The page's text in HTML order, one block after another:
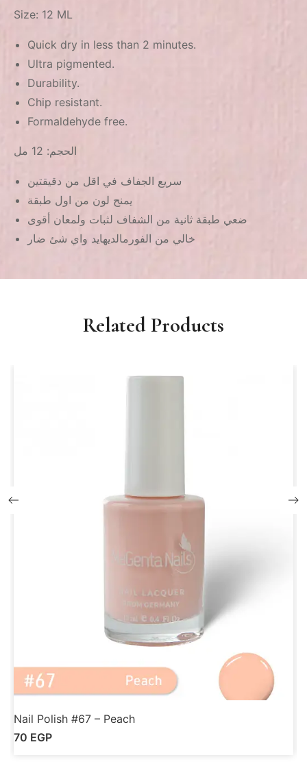
Size: 12 ML
Quick dry in less than 2 minutes.
Ultra pigmented.
Durability.
Chip resistant.
Formaldehyde free.
الحجم: 12 مل
سريع الجفاف في اقل من دقيقتين
يمنح لون من اول طبقة
ضعي طبقة ثانية من الشفاف لثبات ولمعان أقوى
خالي من الفورمالديهايد واي شئ ضار
Related Products
Nail Polish #67 – Peach
70 EGP